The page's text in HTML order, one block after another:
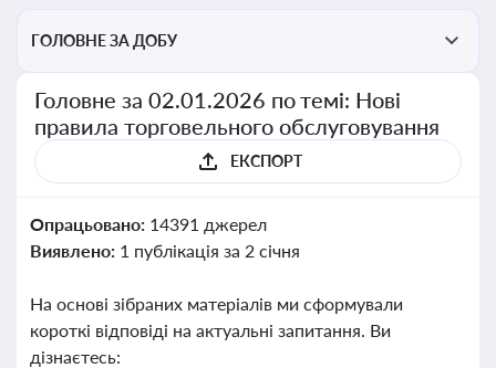
ГОЛОВНЕ ЗА ДОБУ
Головне за 02.01.2026 по темі: Нові
правила торговельного обслуговування
ЕКСПОРТ
Опрацьовано: 14391 джерел
Виявлено: 1 публікація за 2 січня
На основі зібраних матеріалів ми сформували
короткі відповіді на актуальні запитання. Ви
дізнаєтесь: